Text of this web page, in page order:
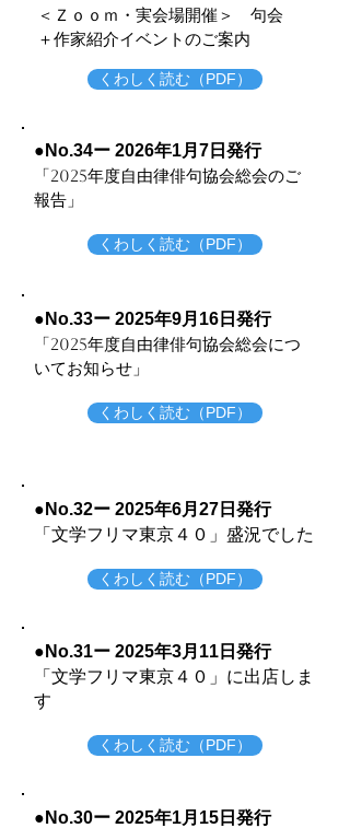
＜Ｚｏｏｍ・実会場開催＞ 句会
＋作家紹介イベントのご案内
くわしく読む（PDF）
●No.34ー 2026年1月7日発行
「2025年度自由律俳句協会総会のご
報告 」
くわしく読む（PDF）
●No.33ー 2025年9月16日発行
「2025年度自由律俳句協会総会につ
いてお知らせ」
くわしく読む（PDF）
●No.32ー 2025年6月27 日発行
​「文学フリマ東京４０」盛況でした
くわしく読む（PDF）
●No.31ー 2025年3月11 日発行
​「文学フリマ東京４０」に出店しま
す
くわしく読む（PDF）
●No.30ー 2025年1月15 日発行